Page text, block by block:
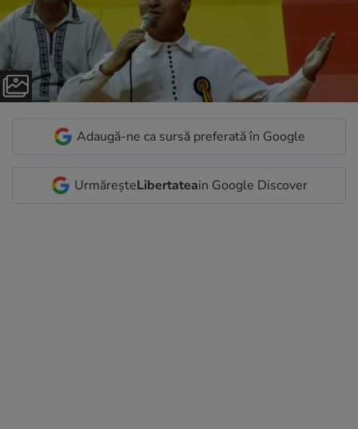
Adaugă-ne ca sursă preferată în Google
UrmăreșteLibertateain Google Discover